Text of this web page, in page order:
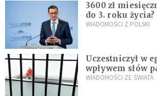
3600 zł
do 3. roku
propozycji
WIADOMOŚCI Z POLSKI
Uczestniczył w
wpływem słów
zdanie
WIADOMOŚCI ZE ŚWIATA